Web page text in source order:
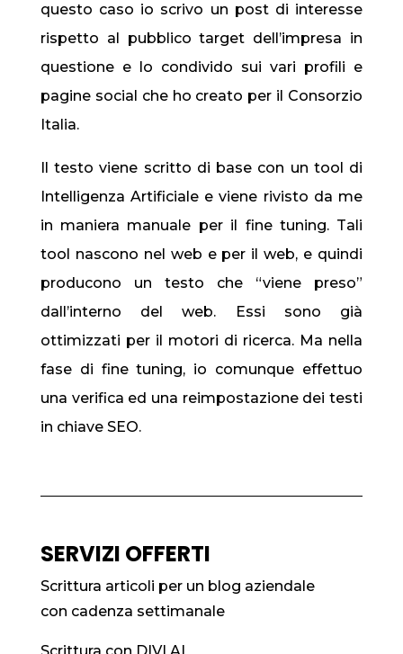
questo caso io scrivo un post di interesse
rispetto al pubblico target dell’impresa in
questione e lo condivido sui vari profili e
pagine social che ho creato per il Consorzio
Italia.
Il testo viene scritto di base con un tool di
Intelligenza Artificiale e viene rivisto da me
in maniera manuale per il fine tuning. Tali
tool nascono nel web e per il web, e quindi
producono un testo che “viene preso”
dall’interno del web. Essi sono già
ottimizzati per il motori di ricerca. Ma nella
fase di fine tuning, io comunque effettuo
una verifica ed una reimpostazione dei testi
in chiave SEO.
SERVIZI OFFERTI
Scrittura articoli per un blog aziendale
con cadenza settimanale